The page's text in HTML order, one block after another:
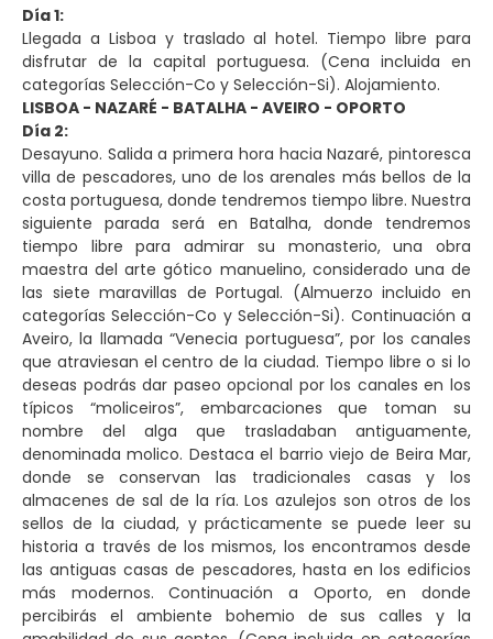
Día 1:
Llegada a Lisboa y traslado al hotel. Tiempo libre para
disfrutar de la capital portuguesa. (Cena incluida en
categorías Selección-Co y Selección-Si). Alojamiento.
LISBOA - NAZARÉ - BATALHA - AVEIRO - OPORTO
Día 2:
Desayuno. Salida a primera hora hacia Nazaré, pintoresca
villa de pescadores, uno de los arenales más bellos de la
costa portuguesa, donde tendremos tiempo libre. Nuestra
siguiente parada será en Batalha, donde tendremos
tiempo libre para admirar su monasterio, una obra
maestra del arte gótico manuelino, considerado una de
las siete maravillas de Portugal. (Almuerzo incluido en
categorías Selección-Co y Selección-Si). Continuación a
Aveiro, la llamada “Venecia portuguesa”, por los canales
que atraviesan el centro de la ciudad. Tiempo libre o si lo
deseas podrás dar paseo opcional por los canales en los
típicos “moliceiros”, embarcaciones que toman su
nombre del alga que trasladaban antiguamente,
denominada molico. Destaca el barrio viejo de Beira Mar,
donde se conservan las tradicionales casas y los
almacenes de sal de la ría. Los azulejos son otros de los
sellos de la ciudad, y prácticamente se puede leer su
historia a través de los mismos, los encontramos desde
las antiguas casas de pescadores, hasta en los edificios
más modernos. Continuación a Oporto, en donde
percibirás el ambiente bohemio de sus calles y la